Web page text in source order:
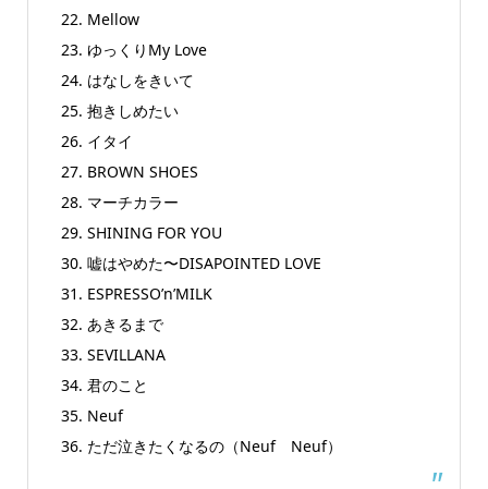
22. Mellow
23. ゆっくりMy Love
24. はなしをきいて
25. 抱きしめたい
26. イタイ
27. BROWN SHOES
28. マーチカラー
29. SHINING FOR YOU
30. 嘘はやめた〜DISAPOINTED LOVE
31. ESPRESSO’n’MILK
32. あきるまで
33. SEVILLANA
34. 君のこと
35. Neuf
36. ただ泣きたくなるの（Neuf Neuf）